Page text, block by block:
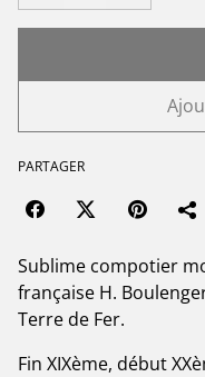
PARTAGER
Sublime compotier
française H.
Terre de Fer.
Fin XIXème, début